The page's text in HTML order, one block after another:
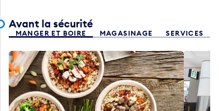
Avant la sécurité
MANGER ET BOIRE MAGASINAGE SERVICES